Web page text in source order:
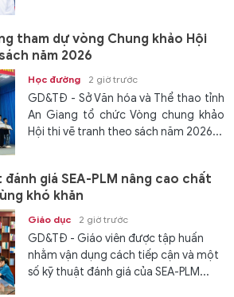
tham dự vòng Chung khảo Hội
năm 2026
Học đường 2 giờ trước
GD&TĐ - Sở Văn hóa và Thể thao tỉnh
An Giang tổ chức Vòng chung khảo
Hội thi vẽ tranh theo sách năm 2026...
giá SEA-PLM nâng cao chất
khó khăn
Giáo dục 2 giờ trước
GD&TĐ - Giáo viên được tập huấn
nhằm vận dụng cách tiếp cận và một
số kỹ thuật đánh giá của SEA-PLM...